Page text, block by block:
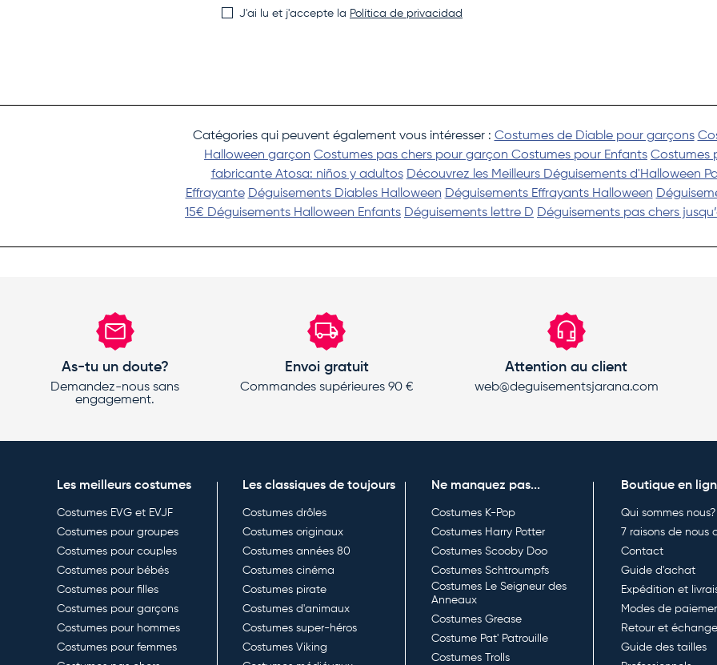
J'ai lu et j'accepte la Política de privacidad
Catégories qui peuvent également vous intéresser : Costumes de Diable pour garçons
Halloween garçon Costumes pas chers pour garçon Costumes pour Enfants Costumes
fabricante Atosa: niños y adultos Découvrez les Meilleurs Déguisements d'Halloween
Effrayante Déguisements Diables Halloween Déguisements Effrayants Halloween
15€ Déguisements Halloween Enfants Déguisements lettre D Déguisements pas chers
As-tu un doute?
Demandez-nous sans
engagement.
Envoi gratuit
Commandes supérieures 90 €
Attention au client
web@deguisementsjarana.com
Les meilleurs costumes
Costumes EVG et EVJF
Costumes pour groupes
Costumes pour couples
Costumes pour bébés
Costumes pour filles
Costumes pour garçons
Costumes pour hommes
Costumes pour femmes
Les classiques de toujours
Costumes drôles
Costumes originaux
Costumes années 80
Costumes cinéma
Costumes pirate
Costumes d'animaux
Costumes super-héros
Costumes Viking
Ne manquez pas...
Costumes K-Pop
Costumes Harry Potter
Costumes Scooby Doo
Costumes Schtroumpfs
Costumes Le Seigneur des
Anneaux
Costumes Grease
Costume Pat' Patrouille
Costumes Trolls
Boutique en
Qui sommes nous?
7 raisons de nous
Contact
Guide d'achat
Expédition et
Modes de
Retour et
Guide des tailles